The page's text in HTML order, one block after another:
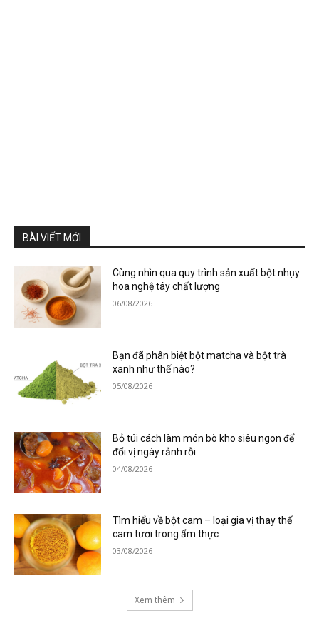
BÀI VIẾT MỚI
Cùng nhìn qua quy trình sản xuất bột nhụy
hoa nghệ tây chất lượng
06/08/2026
Bạn đã phân biệt bột matcha và bột trà
xanh như thế nào?
05/08/2026
Bỏ túi cách làm món bò kho siêu ngon để
đổi vị ngày rảnh rỗi
04/08/2026
Tìm hiểu về bột cam – loại gia vị thay thế
cam tươi trong ẩm thực
03/08/2026
Xem thêm